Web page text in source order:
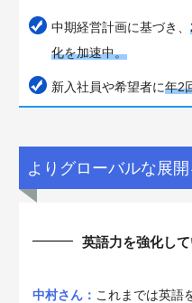
中期経営計画に基づき、
化を加速中。
新入社員や希望者に年2
よりグローバルな展
英語力を強化して
中村さん： これまでは英語